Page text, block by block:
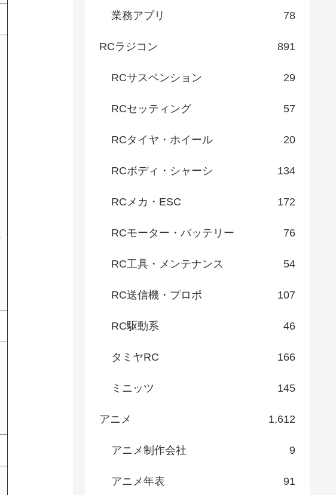
業務アプリ 78
RCラジコン 891
RCサスペンション 29
RCセッティング 57
RCタイヤ・ホイール 20
RCボディ・シャーシ 134
RCメカ・ESC 172
RCモーター・バッテリー 76
RC工具・メンテナンス 54
RC送信機・プロポ 107
RC駆動系 46
タミヤRC 166
ミニッツ 145
アニメ 1,612
アニメ制作会社 9
アニメ年表 91